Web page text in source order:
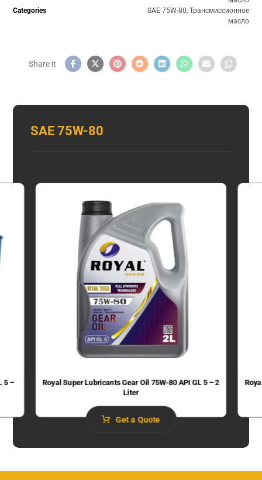
Categories
SAE 75W-80, Трансмиссионное
масло
SAE 75W-80
5 –
Royal Super Lubricants Gear Oil 75W-80 API GL 5 – 2
Liter
Get a Quote